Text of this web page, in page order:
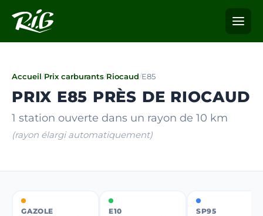
Accueil/Prix carburants/Riocaud/E85
PRIX E85 PRÈS DE RIOCAUD
1 station ouverte dans un rayon de 10 km
(rayon élargi automatiquement)
GAZOLE E10 SP95